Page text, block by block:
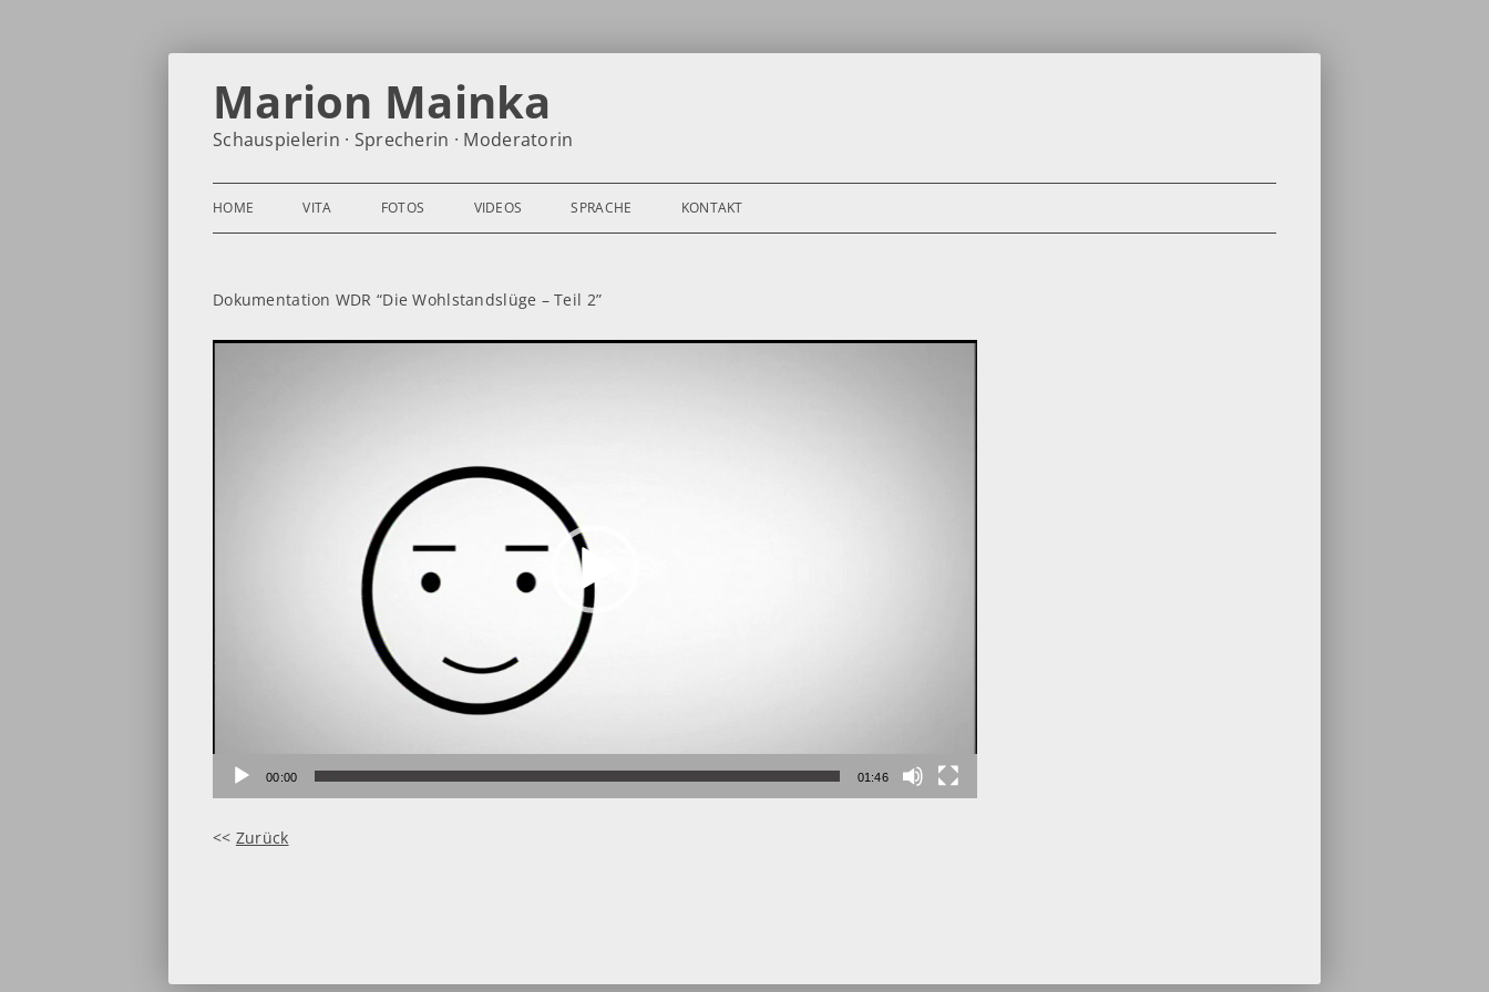
Zum
springen
Marion Mainka
Schauspielerin · Sprecherin · Moderatorin
HOME VITA FOTOS VIDEOS SPRACHE KONTAKT
Dokumentation WDR “Die Wohlstandslüge – Teil 2”
00:00 01:46
<< Zurück